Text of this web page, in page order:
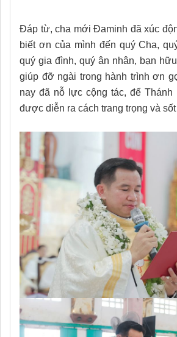
Đáp từ, cha mới Đaminh đã xúc
biết ơn của mình đến quý Cha,
quý gia đình, quý ân nhân, bạn
giúp đỡ ngài trong hành trình ơn
nay đã nỗ lực cộng tác, để
được diễn ra cách trang trọng và